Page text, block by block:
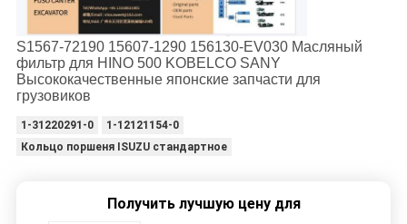
S1567-72190 15607-1290 156130-EV030 Масляный
фильтр для HINO 500 KOBELCO SANY
Высококачественные японские запчасти для
грузовиков
1-31220291-0
1-12121154-0
Кольцо поршеня ISUZU стандартное
Получить лучшую цену для